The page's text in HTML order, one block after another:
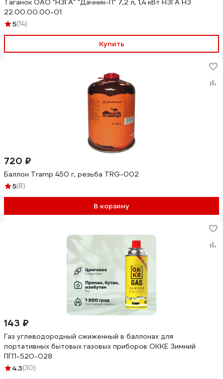
Таганок ОАО "НЗГА" "Дачник-П" 7,2 л, 1,4 кВт НЗГА НЗ
22.00.00.00-01
5(14)
Купить
720 ₽
Баллон Tramp 450 г, резьба TRG-002
5(8)
В корзину
143 ₽
Газ углеводородный сжиженный в баллонах для
портативных бытовых газовых приборов OKKE Зимний
ПГП-520-028
4.3(30)